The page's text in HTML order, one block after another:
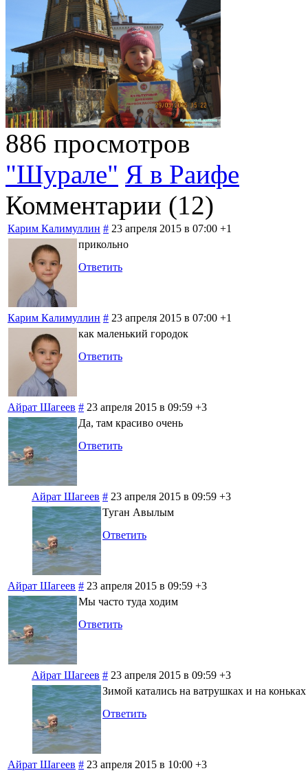
886 просмотров
"Шурале" Я в Раифе
Комментарии (12)
Карим Калимуллин # 23 апреля 2015 в 07:00 +1
прикольно
Ответить
Карим Калимуллин # 23 апреля 2015 в 07:00 +1
как маленький городок
Ответить
Айрат Шагеев # 23 апреля 2015 в 09:59 +3
Да, там красиво очень
Ответить
Айрат Шагеев # 23 апреля 2015 в 09:59 +3
Туган Авылым
Ответить
Айрат Шагеев # 23 апреля 2015 в 09:59 +3
Мы часто туда ходим
Ответить
Айрат Шагеев # 23 апреля 2015 в 09:59 +3
Зимой катались на ватрушках и на коньках
Ответить
Айрат Шагеев # 23 апреля 2015 в 10:00 +3